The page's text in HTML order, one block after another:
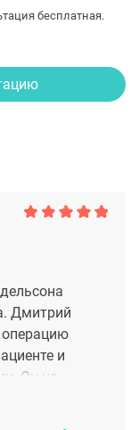
бесплатная.
Дмитрий
и
Он на
следов,
в начале